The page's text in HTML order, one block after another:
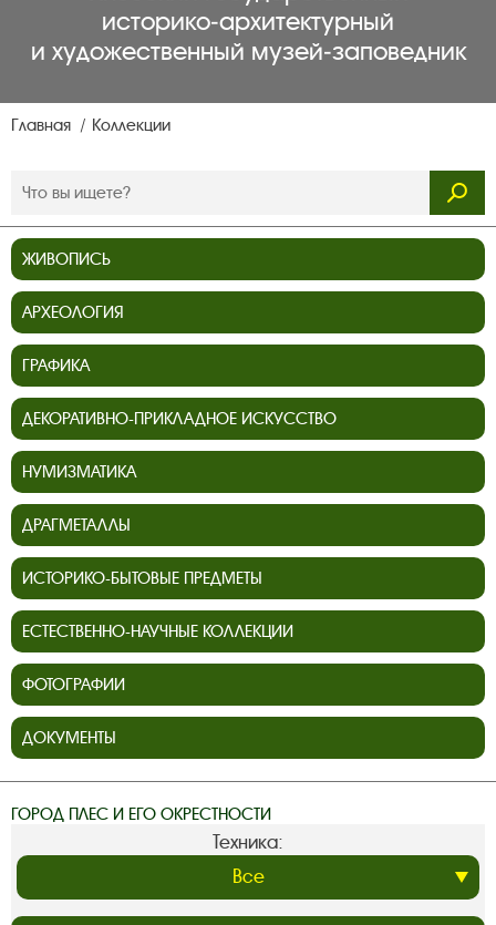
историко‑архитектурный
и художественный музей‑заповедник
Главная Коллекции
ЖИВОПИСЬ
АРХЕОЛОГИЯ
ГРАФИКА
ДЕКОРАТИВНО-ПРИКЛАДНОЕ ИСКУССТВО
НУМИЗМАТИКА
ДРАГМЕТАЛЛЫ
ИСТОРИКО-БЫТОВЫЕ ПРЕДМЕТЫ
ЕСТЕСТВЕННО-НАУЧНЫЕ КОЛЛЕКЦИИ
ФОТОГРАФИИ
ДОКУМЕНТЫ
ГОРОД ПЛЕС И ЕГО ОКРЕСТНОСТИ
Техника: